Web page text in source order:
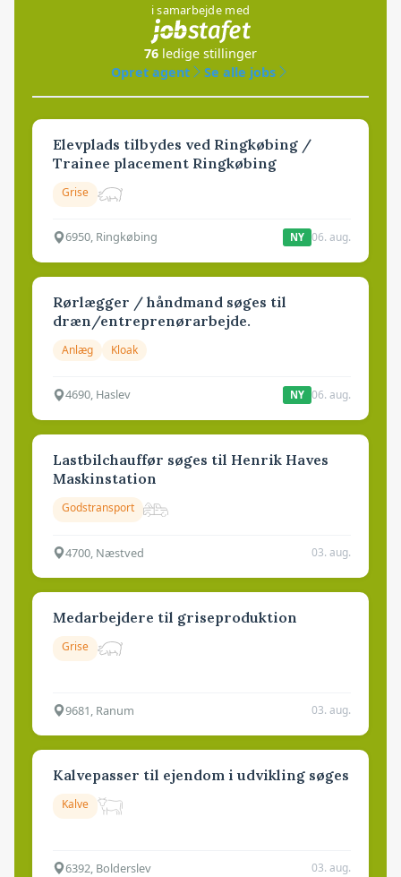
i samarbejde med
76 ledige stillinger
Opret agent
Se alle jobs
Elevplads tilbydes ved Ringkøbing /
Trainee placement Ringkøbing
Grise
6950, Ringkøbing NY 06. aug.
Rørlægger / håndmand søges til
dræn/entreprenørarbejde.
Anlæg Kloak
4690, Haslev NY 06. aug.
Lastbilchauffør søges til Henrik Haves
Maskinstation
Godstransport
4700, Næstved 03. aug.
Medarbejdere til griseproduktion
Grise
9681, Ranum 03. aug.
Kalvepasser til ejendom i udvikling søges
Kalve
6392, Bolderslev 03. aug.